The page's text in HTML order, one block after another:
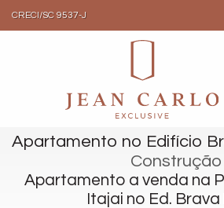
CRECI/SC 9537-J
Apartamento no Edifício
Construção
Apartamento a venda na
Itajai no Ed. Brava